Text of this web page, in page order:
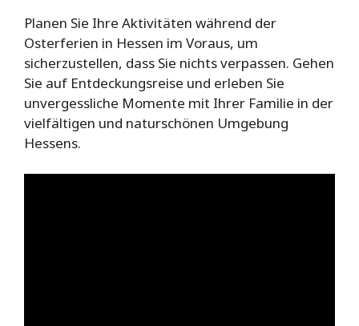
Planen Sie Ihre Aktivitäten während der
Osterferien in Hessen im Voraus, um
sicherzustellen, dass Sie nichts verpassen. Gehen
Sie auf Entdeckungsreise und erleben Sie
unvergessliche Momente mit Ihrer Familie in der
vielfältigen und naturschönen Umgebung
Hessens.